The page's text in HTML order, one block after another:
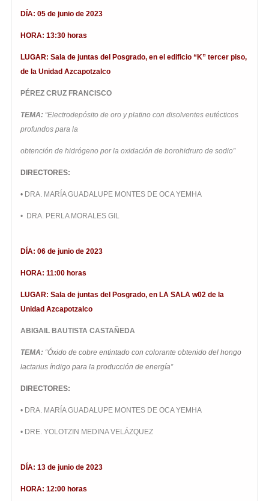
DÍA: 05 de junio de 2023
HORA: 13:30 horas
LUGAR: Sala de juntas del Posgrado, en el edificio “K” tercer piso,
de la Unidad Azcapotzalco
PÉREZ CRUZ FRANCISCO
TEMA: “Electrodepósito de oro y platino con disolventes eutécticos
profundos para la
obtención de hidrógeno por la oxidación de borohidruro de sodio”
DIRECTORES:
• DRA. MARÍA GUADALUPE MONTES DE OCA YEMHA
• DRA. PERLA MORALES GIL
DÍA: 06 de junio de 2023
HORA: 11:00 horas
LUGAR: Sala de juntas del Posgrado, en LA SALA w02 de la
Unidad Azcapotzalco
ABIGAIL BAUTISTA CASTAÑEDA
TEMA: “Óxido de cobre entintado con colorante obtenido del hongo
lactarius índigo para la producción de energía”
DIRECTORES:
• DRA. MARÍA GUADALUPE MONTES DE OCA YEMHA
• DRE. YOLOTZIN MEDINA VELÁZQUEZ
DÍA: 13 de junio de 2023
HORA: 12:00 horas